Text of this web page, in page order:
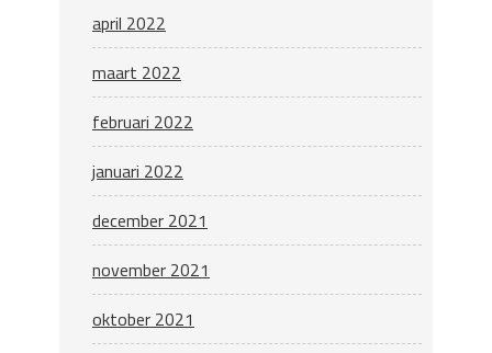
april 2022
maart 2022
februari 2022
januari 2022
december 2021
november 2021
oktober 2021